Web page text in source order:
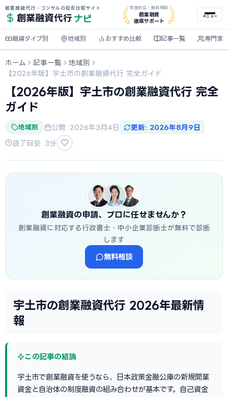
創業融資代行・コンサルの総合比較サイト
創業融資代行 ナビ
全国対応・無料相談
創業融資
徹底サポート
メニュー
融資タイプ別 地域別 おすすめ比較 記事一覧 専門家
ホーム 記事一覧
地域別
【2026年版】宇土市の創業融資代行 完全ガイド
【2026年版】宇土市の創業融資代行 完全
ガイド
地域別 公開: 2026年3月4日 更新: 2026年8月9日
読了目安: 3分
創業融資の申請、プロに任せませんか？
創業融資に対応する行政書士・中小企業診断士が無料で診断
します
無料相談
宇土市の創業融資代行 2026年最新情
報
この記事の結論
宇土市で創業融資を使うなら、日本政策金融公庫の新規開業
資金と自治体の制度融資の組み合わせが基本です。自己資金